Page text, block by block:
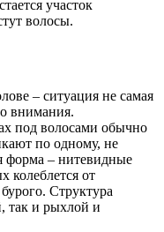
участок
волосы.
– ситуация не самая
внимания.
под волосами обычно
по одному, не
форма – нитевидные
колеблется от
Структура
так и рыхлой и